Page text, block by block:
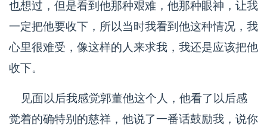
也想过，但是看到他那种艰难，他那种眼神，让我
一定把他要收下，所以当时我看到他这种情况，我
心里很难受，像这样的人来求我，我还是应该把他
收下。
见面以后我感觉郭董他这个人，他看了以后感
觉着的确特别的慈祥，他说了一番话鼓励我，说你